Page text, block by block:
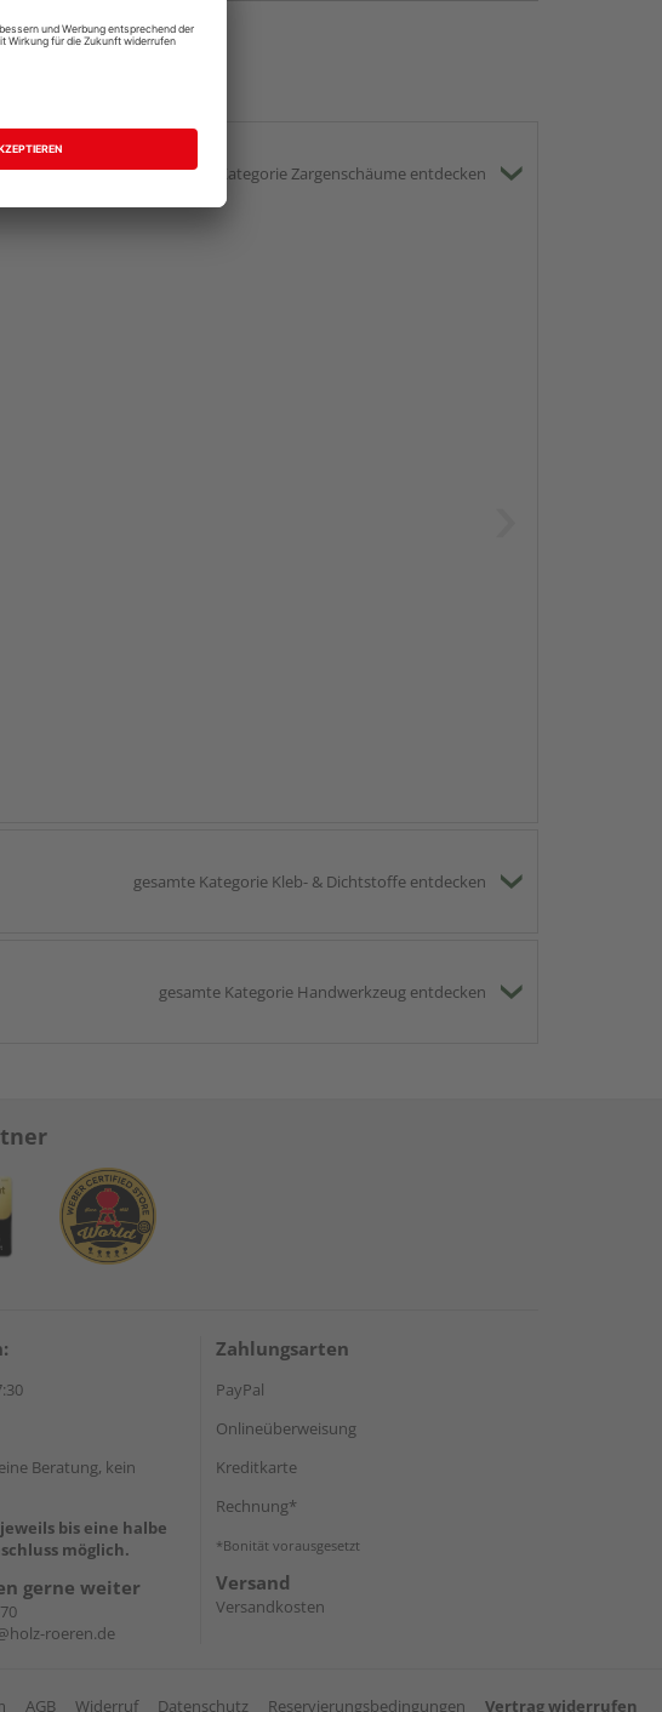
gesamte Kategorie Zargenschäume entdecken
gesamte Kategorie Kleb- & Dichtstoffe entdecken
gesamte Kategorie Handwerkzeug entdecken
Beratung, kein
bis eine halbe
möglich.
gerne weiter
roeren.de
Zahlungsarten
PayPal
Onlineüberweisung
Kreditkarte
Rechnung*
*Bonität vorausgesetzt
Versand
Versandkosten
AGB Widerruf Datenschutz Reservierungsbedingungen Vertrag widerrufen